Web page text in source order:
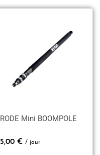
RODE Mini BOOMPOLE
5,00 € / jour